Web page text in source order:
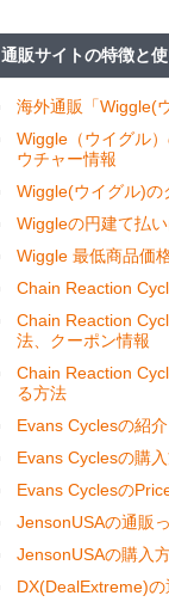
通販サイトの特徴と
海外通販「Wiggle(
Wiggle（ウイグル
ウチャー情報
Wiggle(ウイグル)の
Wiggleの円建て払
Wiggle 最低商品価
Chain Reaction
Chain Reaction
法、クーポン情報
Chain Reaction
る方法
Evans Cyclesの紹介
Evans Cyclesの購
Evans Cyclesの
JensonUSAの通販
JensonUSAの購入
DX(DealExtreme)の